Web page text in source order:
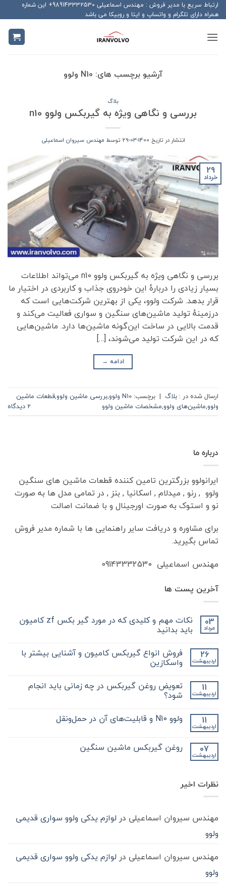
Skip
to
content
ارتباط سریع با مدیر فروش : مهندس اسماعیلی 989143332530+ این شماره
همراه دارای تلگرام و واتساپ و ایتا و روبیکا می باشد
آرشیو برچسب های: N10 ولوو
بلاگ
بررسی و نگاهی ویژه به گیربکس ولوو n10
انتشار در تاریخ 1400-03-29 توسط مهندس سیروان اسماعیلی
29
خرداد
بررسی و نگاهی ویژه به گیربکس ولوو n10 می‌تواند اطلاعات
بسیار زیادی را دربارۀ این خودروی جذاب و کاربردی در اختیار ما
قرار بدهد. شرکت ولوو، یکی از بهترین شرکت‌هایی است که
درزمینهٔ تولید ماشین‌های سنگین و سواری فعالیت می‌کند و
قدمت بالایی در ساخت این‌گونه ماشین‌ها دارد. ماشین‌هایی
که در این شرکت تولید می‌شوند، […]
ادامه →
ارسال شده در : بلاگ | برچسب: N10 ولوو ,بررسی ماشین ولوو,قطعات ماشین
ولوو,ماشین‌های ولوو,مشخصات ماشین ولوو ۲ دیدگاه
درباره ما
ایرانولوو بزرگترین تامین کننده قطعات ماشین های سنگین
ولوو , رنو , میدلام , اسکانیا , بنز , در تمامی مدل ها به صورت
نو و استوک به صورت اورجینال و با ضمانت اصالت
برای مشاوره و دریافت سایر راهنمایی ها با شماره مدیر فروش
تماس بگیرید.
مهندس اسماعیلی 09143332530
آخرین پست ها
03
مرداد
نکات مهم و کلیدی که در مورد گیر بکس zf کامیون
باید بدانید
دیدگاهی
نکات
مهم
کلیدی
در
مورد
بکس
کامیون
باید
نشده 26
اردیبهشت
فروش انواع گیربکس کامیون و آشنایی بیشتر با
واسکازین
برای
فروش
انواع
و
آشنایی
واسکازین
ثبت
نشده 11
اردیبهشت
تعویض روغن گیربکس در چه زمانی باید انجام
شود؟
برای
تعویض
چه
ثبت
نشده 11
اردیبهشت
ولوو N10 و قابلیت‌های آن در حمل‌ونقل
ولوو
N10
حمل‌ونقل
نشده 07
اردیبهشت
روغن گیربکس ماشین سنگین
گیربکس
ماشیننظرات اخیر
مهندس سیروان اسماعیلی در لوازم یدکی ولوو سواری قدیمی
ولوو
مهندس سیروان اسماعیلی در لوازم یدکی ولوو سواری قدیمی
ولوو